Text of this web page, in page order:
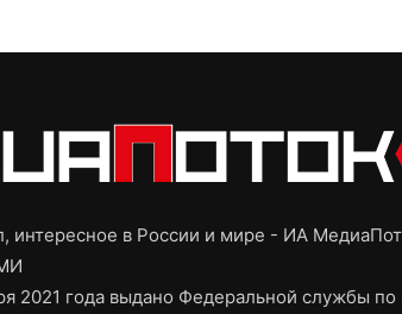
в России и мире - ИА
года выдано Федеральной службы по